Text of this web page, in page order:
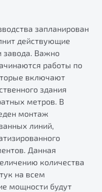
запланирован
действующие
завода. Важно
работы по
включают
здания
метров. В
монтаж
линий,
Данная
количества
на всем
мощности будут